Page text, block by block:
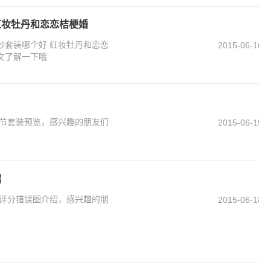
牡丹和恋恋桔梗婚
套装哪个好 红妆牡丹和恋恋
了解一下哦
2015-06-
套装预览，感兴趣的朋友们
2015-06-
分错误图介绍，感兴趣的朋
2015-06-